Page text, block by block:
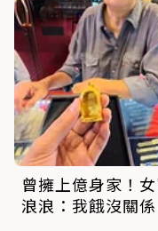
曾擁上億身家！
浪浪：我餓沒關